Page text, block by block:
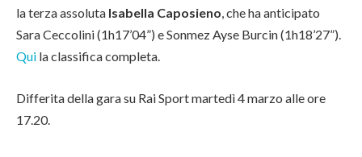
la terza assoluta Isabella Caposieno, che ha anticipato
Sara Ceccolini (1h17’04”) e Sonmez Ayse Burcin (1h18’27”).
Qui la classifica completa.
Differita della gara su Rai Sport martedì 4 marzo alle ore
17.20.